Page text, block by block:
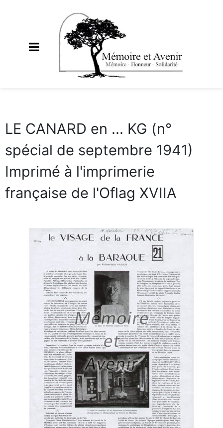
LE CANARD en ... KG (n°
spécial de septembre 1941)
Imprimé à l'imprimerie
française de l'Oflag XVIIA